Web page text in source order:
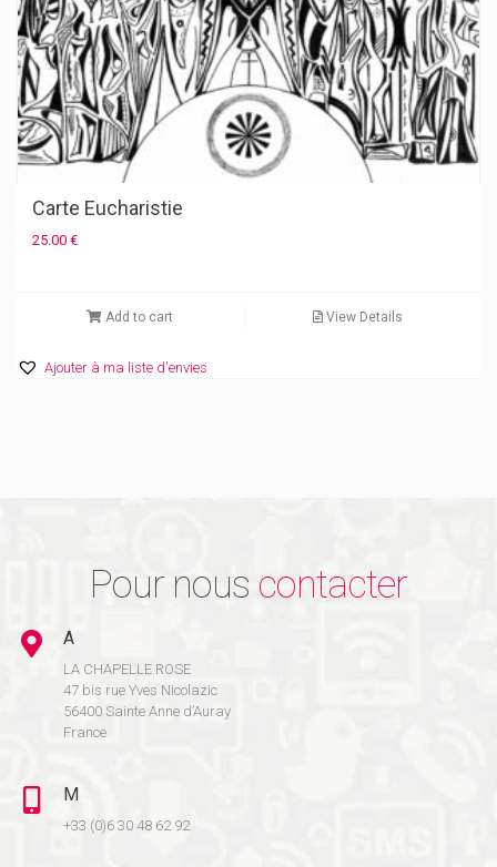
Carte Eucharistie
25.00 €
Add to cart View Details
Ajouter à ma liste d'envies
Pour nous contacter
A
LA CHAPELLE ROSE
47 bis rue Yves Nicolazic
56400 Sainte Anne d’Auray
France
M
+33 (0)6 30 48 62 92